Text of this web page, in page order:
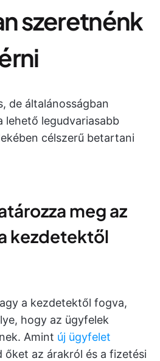
szeretnénk
de általánosságban
lehető legudvariasabb
célszerű betartani
meg az
kezdetektől
a kezdetektől fogva,
hogy az ügyfelek
Amint új ügyfelet
őket az árakról és a fizetési